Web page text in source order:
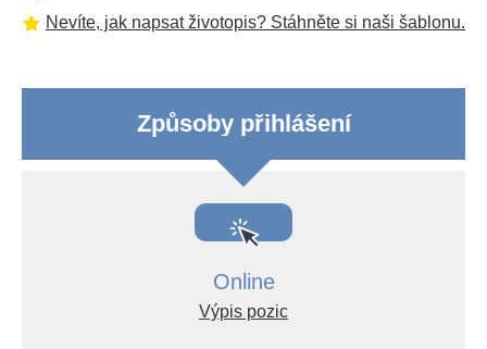
Nevíte, jak napsat životopis? Stáhněte si naši šablonu.
Způsoby přihlášení
Online
Výpis pozic